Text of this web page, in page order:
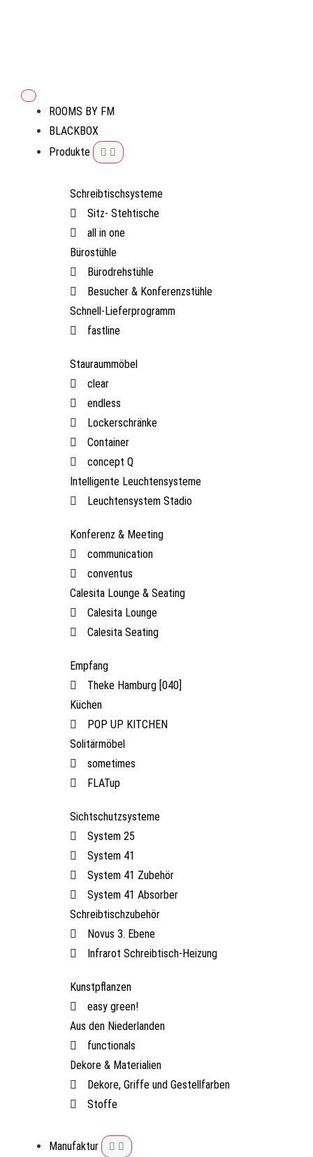
ROOMS BY FM
BLACKBOX
Produkte
Schreibtischsysteme
Sitz- Stehtische
all in one
Bürostühle
Bürodrehstühle
Besucher & Konferenzstühle
Schnell-Lieferprogramm
fastline
Stauraummöbel
clear
endless
Lockerschränke
Container
concept Q
Intelligente Leuchtensysteme
Leuchtensystem Stadio
Konferenz & Meeting
communication
conventus
Calesita Lounge & Seating
Calesita Lounge
Calesita Seating
Empfang
Theke Hamburg [040]
Küchen
POP UP KITCHEN
Solitärmöbel
sometimes
FLATup
Sichtschutzsysteme
System 25
System 41
System 41 Zubehör
System 41 Absorber
Schreibtischzubehör
Novus 3. Ebene
Infrarot Schreibtisch-Heizung
Kunstpflanzen
easy green!
Aus den Niederlanden
functionals
Dekore & Materialien
Dekore, Griffe und Gestellfarben
Stoffe
Manufaktur